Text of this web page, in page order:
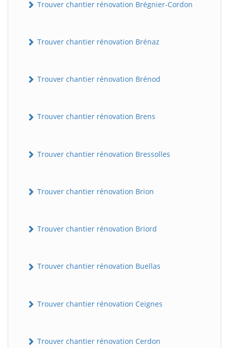
Trouver chantier rénovation Brégnier-Cordon
Trouver chantier rénovation Brénaz
Trouver chantier rénovation Brénod
Trouver chantier rénovation Brens
Trouver chantier rénovation Bressolles
Trouver chantier rénovation Brion
Trouver chantier rénovation Briord
Trouver chantier rénovation Buellas
Trouver chantier rénovation Ceignes
Trouver chantier rénovation Cerdon